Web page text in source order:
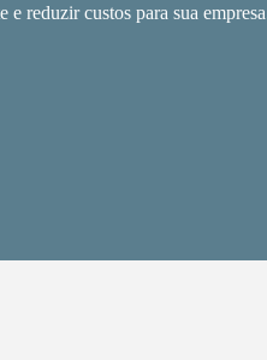
e reduzir custos para sua